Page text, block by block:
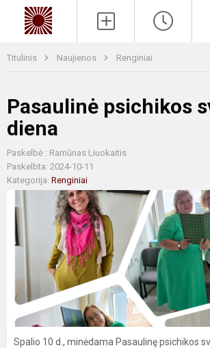
Titulinis Naujienos Renginiai
Pasaulinė psichikos
diena
Paskelbė : Ramūnas Liuokaitis
Paskelbta: 2024-10-11
Kategorija: Renginiai
Spalio 10 d., minėdama Pasaulinę psichikos